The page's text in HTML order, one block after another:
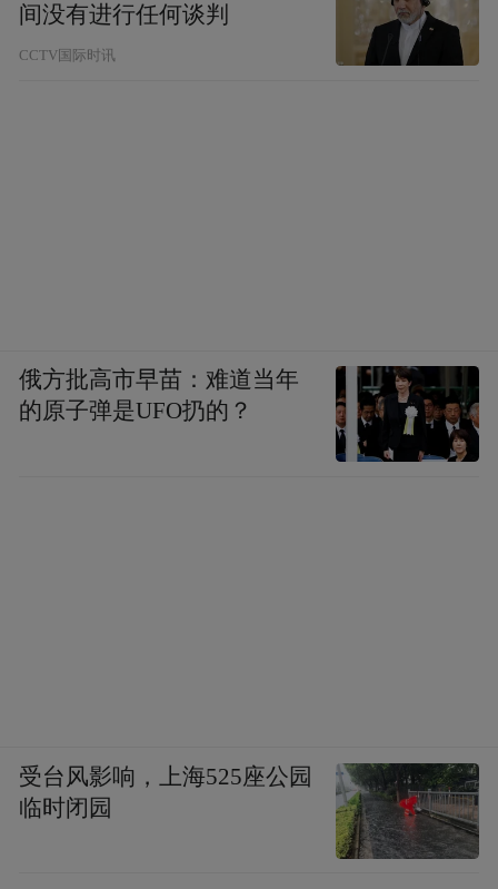
间没有进行任何谈判
CCTV国际时讯
俄方批高市早苗：难道当年
的原子弹是UFO扔的？
受台风影响，上海525座公园
临时闭园